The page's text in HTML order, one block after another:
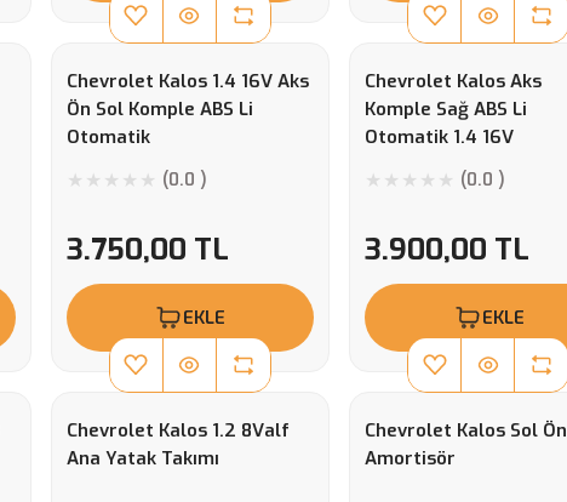
Chevrolet Kalos 1.4 16V Aks
Ön Sol Komple ABS Li
Otomatik
(0.0 )
3.750,00 TL
EKLE
Chevrolet Kalos Aks
Komple Sağ ABS Li
Otomatik 1.4 16V
(0.0 )
3.900,00 TL
EKLE
Chevrolet Kalos 1.2 8Valf
Ana Yatak Takımı
Chevrolet Kalos Sol Ön
Amortisör